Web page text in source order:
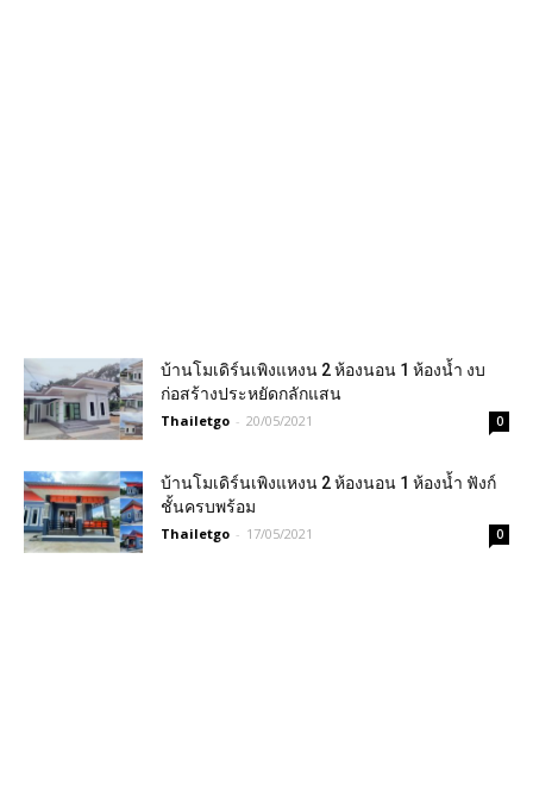
บ้านโมเดิร์นเพิงแหงน 2 ห้องนอน 1 ห้องน้ำ งบ
ก่อสร้างประหยัดกลักแสน
Thailetgo - 20/05/2021 0
บ้านโมเดิร์นเพิงแหงน 2 ห้องนอน 1 ห้องน้ำ ฟังก์
ชั้นครบพร้อม
Thailetgo - 17/05/2021 0